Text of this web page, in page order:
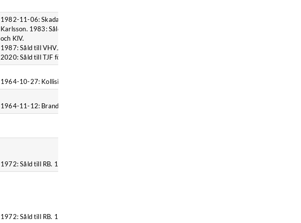
1982-11-06: Skadad vid brand, Växjö. 1983-08-25: Såld till Björn
Karlsson. 1983: Såld till KlV. 1984-11-13: Skickad från Örebro till Deje
och KlV.
1987: Såld till VHVJ. 1993-03: Såld till SMAB. 1997-10-18: Såld till FSVV.
2020: Såld till TJF för 50.000 kr.
1964-10-27: Kollision, Blomstermåla.
1964-11-12: Brand, Frösunda.
1972: Såld till RB. 1982: Såld till SJ. 1985: Såld till WFJ.
1972: Såld till RB. 1987: Såld till ULJ.